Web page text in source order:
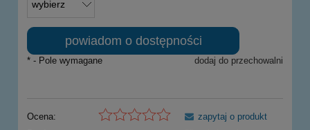
powiadom o dostępności
dodaj do przechowalni
* - Pole wymagane
Ocena:
zapytaj o produkt